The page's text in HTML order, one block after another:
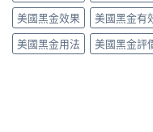
美國黑金效果
美國黑金有
美國黑金用法
美國黑金評